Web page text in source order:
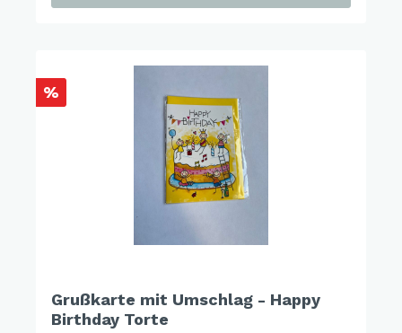
%
Grußkarte mit Umschlag - Happy
Birthday Torte